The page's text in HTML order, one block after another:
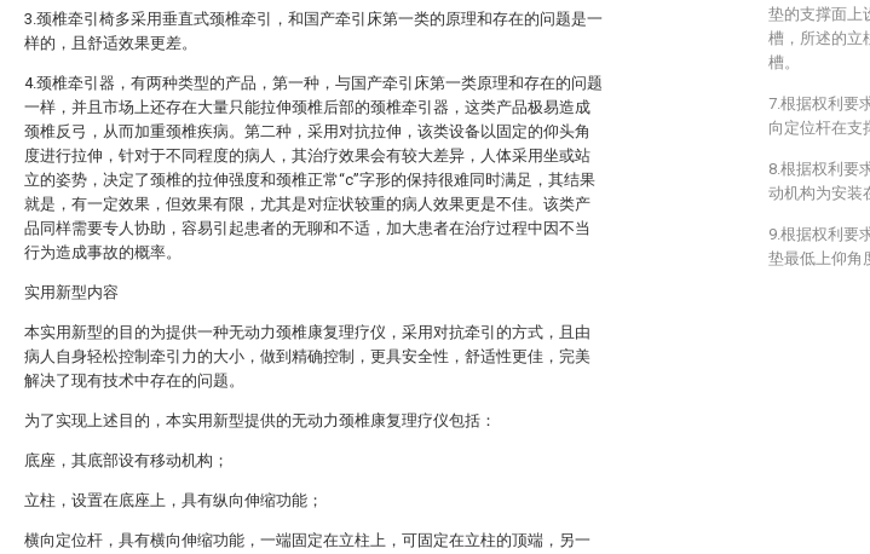
3.颈椎牵引椅多采用垂直式颈椎牵引，和国产牵引床第一类的原理和存在的问题是一
样的，且舒适效果更差。
4.颈椎牵引器，有两种类型的产品，第一种，与国产牵引床第一类原理和存在的问题
一样，并且市场上还存在大量只能拉伸颈椎后部的颈椎牵引器，这类产品极易造成
颈椎反弓，从而加重颈椎疾病。第二种，采用对抗拉伸，该类设备以固定的仰头角
度进行拉伸，针对于不同程度的病人，其治疗效果会有较大差异，人体采用坐或站
立的姿势，决定了颈椎的拉伸强度和颈椎正常“c”字形的保持很难同时满足，其结果
就是，有一定效果，但效果有限，尤其是对症状较重的病人效果更是不佳。该类产
品同样需要专人协助，容易引起患者的无聊和不适，加大患者在治疗过程中因不当
行为造成事故的概率。
实用新型内容
本实用新型的目的为提供一种无动力颈椎康复理疗仪，采用对抗牵引的方式，且由
病人自身轻松控制牵引力的大小，做到精确控制，更具安全性，舒适性更佳，完美
解决了现有技术中存在的问题。
为了实现上述目的，本实用新型提供的无动力颈椎康复理疗仪包括：
底座，其底部设有移动机构；
立柱，设置在底座上，具有纵向伸缩功能；
横向定位杆，具有横向伸缩功能，一端固定在立柱上，可固定在立柱的顶端，另一
垫的支撑面上
槽，所述的立
槽。
7.根据权利要
向定位杆在支
8.根据权利要
动机构为安装
9.根据权利要
垫最低上仰角